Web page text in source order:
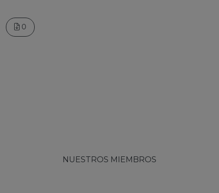
0
NUESTROS MIEMBROS